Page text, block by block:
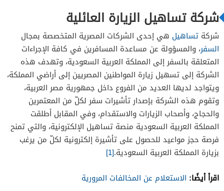
شركة تساهيل الزيارة العائلية
شركة تساهيل هي إحدى الشركات المصرية المتخصصة بمجال
السفر، والمسؤولة عن مساعدة المسافرين في كافة الإجراءات
المتعلقة بالسفر إلى المملكة العربية السعودية، وتهدف هذه
الشركة إلى تسهيل زيارة المواطنين المصريين إلى أراضي المملكة،
ويتواجد لديها العديد من الفروع داخل جمهورية مصر العربية،
وتقوم هذه الشركة بإصدار تأشيرات سفر لكلّ من المعتمرين
والحجاج، وأصحاب الزيارات والاستقدام، وفي المقابل أطلقت
المملكة العربية السعودية منصة تساهيل الإلكترونية، والتي تمنح
فرصة حجز مواعيد للحصول على تأشيرة إلكترونية لكلّ من يرغب
بزيارة المملكة العربية السعودية.[1]
اقرأ أيضًا: الاستعلام عن المخالفات المرورية